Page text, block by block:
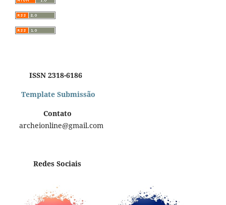
ISSN 2318-6186
Template Submissão
Contato
archeionline@gmail.com
Redes Sociais